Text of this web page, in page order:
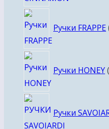
Ручки FRAPPE
Ручки HONEY
Ручки